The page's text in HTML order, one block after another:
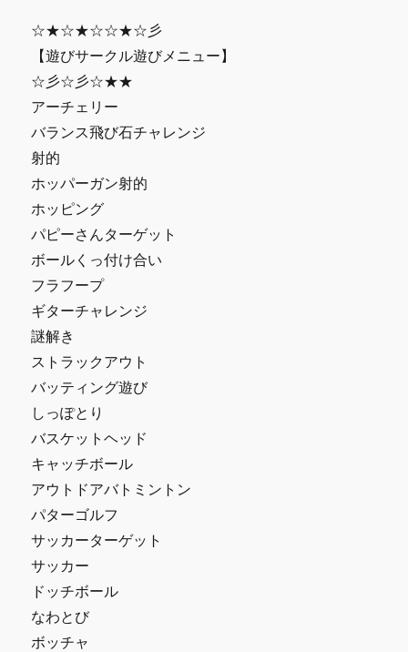
☆★☆★☆☆★☆彡
【遊びサークル遊びメニュー】
☆彡☆彡☆★★
アーチェリー
バランス飛び石チャレンジ
射的
ホッパーガン射的
ホッピング
パピーさんターゲット
ボールくっ付け合い
フラフープ
ギターチャレンジ
謎解き
ストラックアウト
バッティング遊び
しっぽとり
バスケットヘッド
キャッチボール
アウトドアバトミントン
パターゴルフ
サッカーターゲット
サッカー
ドッチボール
なわとび
ボッチャ